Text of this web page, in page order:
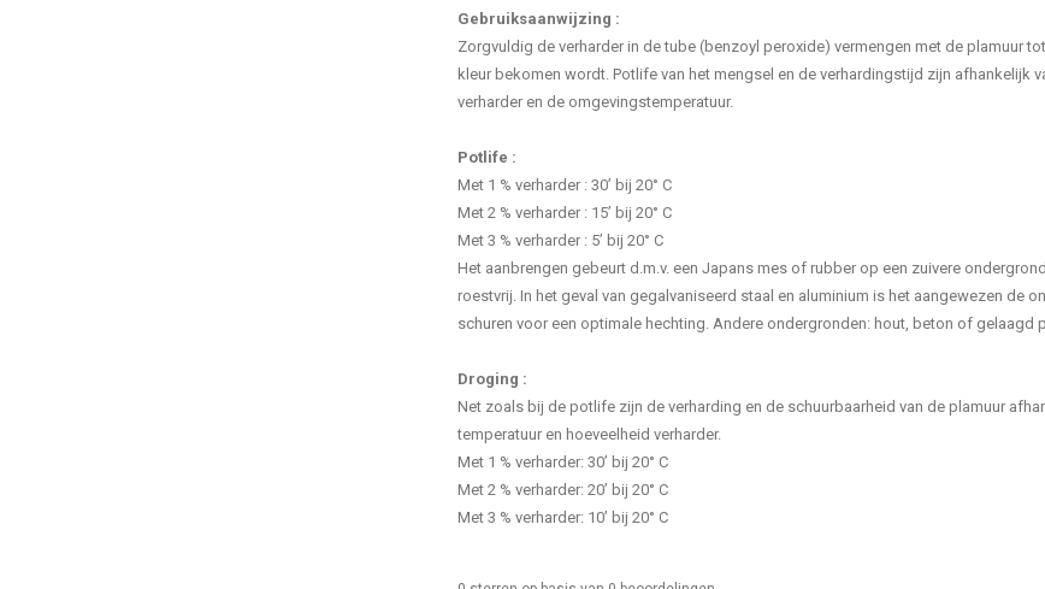
Gebruiksaanwijzing :
Zorgvuldig de verharder in de tube (benzoyl peroxide) vermengen met de plamuur
kleur bekomen wordt. Potlife van het mengsel en de verhardingstijd zijn afhankelijk
verharder en de omgevingstemperatuur.
Potlife :
Met 1 % verharder : 30’ bij 20° C
Met 2 % verharder : 15’ bij 20° C
Met 3 % verharder : 5’ bij 20° C
Het aanbrengen gebeurt d.m.v. een Japans mes of rubber op een zuivere
roestvrij. In het geval van gegalvaniseerd staal en aluminium is het aangewezen de
schuren voor een optimale hechting. Andere ondergronden: hout, beton of gelaagd
Droging :
Net zoals bij de potlife zijn de verharding en de schuurbaarheid van de plamuur
temperatuur en hoeveelheid verharder.
Met 1 % verharder: 30’ bij 20° C
Met 2 % verharder: 20’ bij 20° C
Met 3 % verharder: 10’ bij 20° C